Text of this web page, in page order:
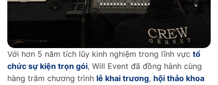
Với hơn 5 năm tích lũy kinh nghiệm trong lĩnh vực tổ
chức sự kiện trọn gói, Will Event đã đồng hành cùng
hàng trăm chương trình lễ khai trương, hội thảo khoa